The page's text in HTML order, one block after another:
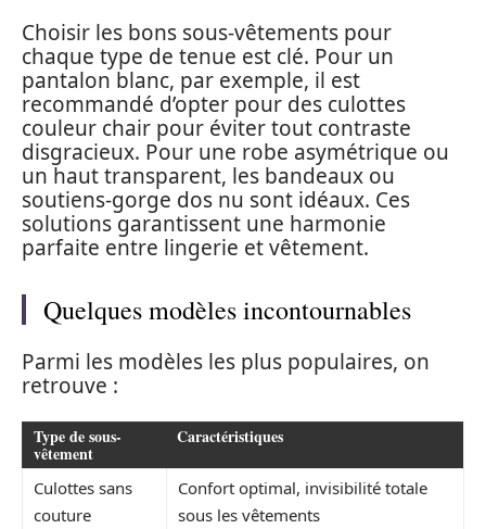
Choisir les bons sous-vêtements pour
chaque type de tenue est clé. Pour un
pantalon blanc, par exemple, il est
recommandé d’opter pour des culottes
couleur chair pour éviter tout contraste
disgracieux. Pour une robe asymétrique ou
un haut transparent, les bandeaux ou
soutiens-gorge dos nu sont idéaux. Ces
solutions garantissent une harmonie
parfaite entre lingerie et vêtement.
Quelques modèles incontournables
Parmi les modèles les plus populaires, on
retrouve :
Type de sous-
vêtement
Caractéristiques
Culottes sans
couture
Confort optimal, invisibilité totale
sous les vêtements